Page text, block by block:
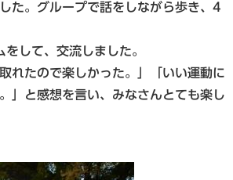
た。グループで話をしながら歩き、4
して、交流しました。
れたので楽しかった。」「いい運動に
」と感想を言い、みなさんとても楽し